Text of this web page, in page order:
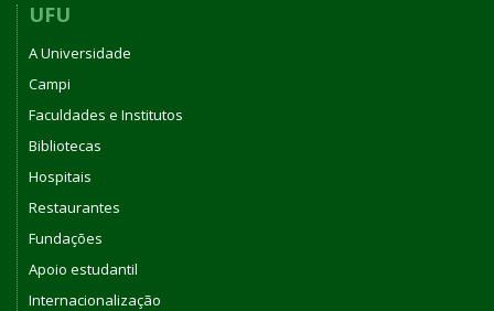
UFU
A Universidade
Campi
Faculdades e Institutos
Bibliotecas
Hospitais
Restaurantes
Fundações
Apoio estudantil
Internacionalização